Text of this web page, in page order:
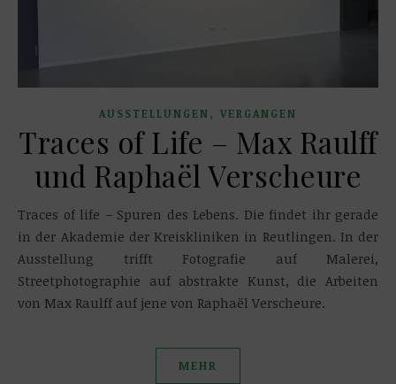
AUSSTELLUNGEN, VERGANGEN
Traces of Life – Max Raulff
und Raphaël Verscheure
Traces of life – Spuren des Lebens. Die findet ihr gerade
in der Akademie der Kreiskliniken in Reutlingen. In der
Ausstellung trifft Fotografie auf Malerei,
Streetphotographie auf abstrakte Kunst, die Arbeiten
von Max Raulff auf jene von Raphaël Verscheure.
MEHR